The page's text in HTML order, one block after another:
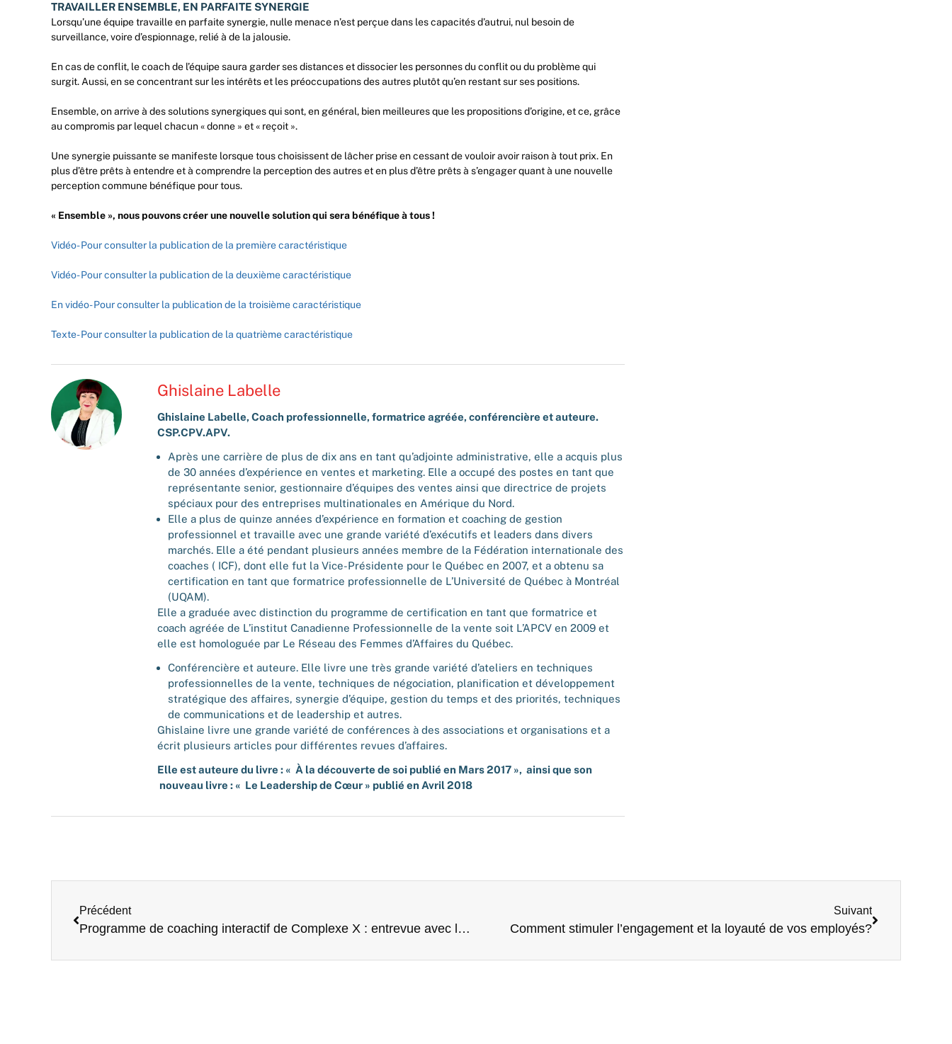
TRAVAILLER ENSEMBLE, EN PARFAITE SYNERGIE
Lorsqu’une équipe travaille en parfaite synergie, nulle menace n’est perçue dans les capacités d’autrui, nul besoin de
surveillance, voire d’espionnage, relié à de la jalousie.
En cas de conflit, le coach de l’équipe saura garder ses distances et dissocier les personnes du conflit ou du problème qui
surgit. Aussi, en se concentrant sur les intérêts et les préoccupations des autres plutôt qu’en restant sur ses positions.
Ensemble, on arrive à des solutions synergiques qui sont, en général, bien meilleures que les propositions d’origine, et ce, grâce
au compromis par lequel chacun « donne » et « reçoit ».
Une synergie puissante se manifeste lorsque tous choisissent de lâcher prise en cessant de vouloir avoir raison à tout prix. En
plus d’être prêts à entendre et à comprendre la perception des autres et en plus d’être prêts à s’engager quant à une nouvelle
perception commune bénéfique pour tous.
« Ensemble », nous pouvons créer une nouvelle solution qui sera bénéfique à tous !
Vidéo- Pour consulter la publication de la première caractéristique
Vidéo- Pour consulter la publication de la deuxième caractéristique
En vidéo- Pour consulter la publication de la troisième caractéristique
Texte- Pour consulter la publication de la quatrième caractéristique
Ghislaine Labelle
Ghislaine Labelle, Coach professionnelle, formatrice agréée, conférencière et auteure.
CSP.CPV.APV.
Après une carrière de plus de dix ans en tant qu’adjointe administrative, elle a acquis plus
de 30 années d’expérience en ventes et marketing. Elle a occupé des postes en tant que
représentante senior, gestionnaire d’équipes des ventes ainsi que directrice de projets
spéciaux pour des entreprises multinationales en Amérique du Nord.
Elle a plus de quinze années d’expérience en formation et coaching de gestion
professionnel et travaille avec une grande variété d’exécutifs et leaders dans divers
marchés. Elle a été pendant plusieurs années membre de la Fédération internationale des
coaches ( ICF), dont elle fut la Vice-Présidente pour le Québec en 2007, et a obtenu sa
certification en tant que formatrice professionnelle de L’Université de Québec à Montréal
(UQAM).
Elle a graduée avec distinction du programme de certification en tant que formatrice et
coach agréée de L’institut Canadienne Professionnelle de la vente soit L’APCV en 2009 et
elle est homologuée par Le Réseau des Femmes d’Affaires du Québec.
Conférencière et auteure. Elle livre une très grande variété d’ateliers en techniques
professionnelles de la vente, techniques de négociation, planification et développement
stratégique des affaires, synergie d’équipe, gestion du temps et des priorités, techniques
de communications et de leadership et autres.
Ghislaine livre une grande variété de conférences à des associations et organisations et a
écrit plusieurs articles pour différentes revues d’affaires.
Elle est auteure du livre : « À la découverte de soi publié en Mars 2017 », ainsi que son
nouveau livre : « Le Leadership de Cœur » publié en Avril 2018
Précédent
Programme de coaching interactif de Complexe X : entrevue avec le Journal Action PME!
Suivant
Comment stimuler l’engagement et la loyauté de vos employés?